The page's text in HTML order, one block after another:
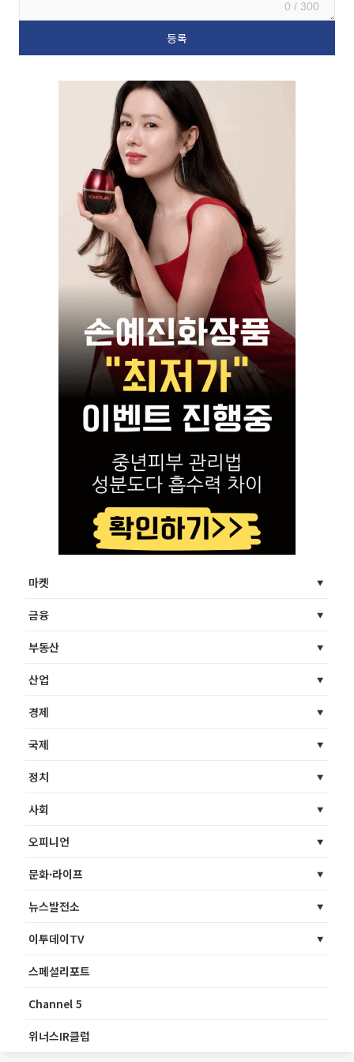
0 / 300
마켓
금융
부동산
산업
경제
국제
정치
사회
오피니언
문화·라이프
뉴스발전소
이투데이TV
스페셜리포트
Channel 5
위너스IR클럽